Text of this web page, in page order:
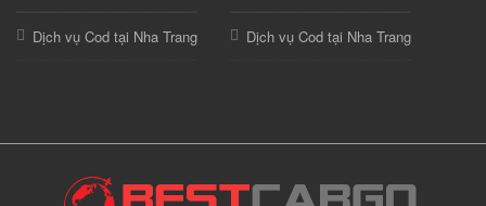
Dịch vụ Cod tại Nha Trang Dịch vụ Cod tại Nha Trang